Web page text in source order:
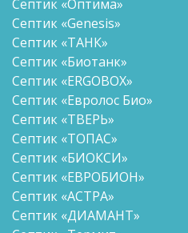
Септик «Оптима»
Септик «Genesis»
Септик «ТАНК»
Септик «Биотанк»
Септик «ERGOBOX»
Септик «Евролос Био»
Септик «ТВЕРЬ»
Септик «ТОПАС»
Септик «БИОКСИ»
Септик «ЕВРОБИОН»
Септик «АСТРА»
Септик «ДИАМАНТ»